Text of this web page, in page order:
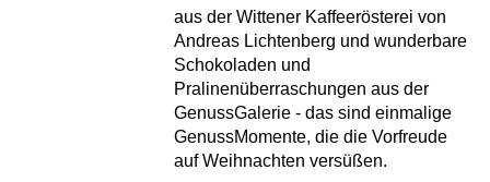
aus der Wittener Kaffeerösterei von
Andreas Lichtenberg und wunderbare
Schokoladen und
Pralinenüberraschungen aus der
GenussGalerie - das sind einmalige
GenussMomente, die die Vorfreude
auf Weihnachten versüßen.